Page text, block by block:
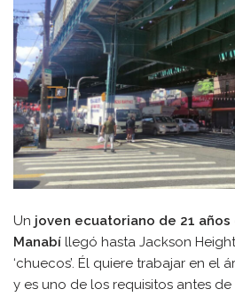
Un joven ecuatoriano de 21
Manabí llegó hasta Jackson
‘chuecos’. Él quiere trabajar en el
y es uno de los requisitos antes